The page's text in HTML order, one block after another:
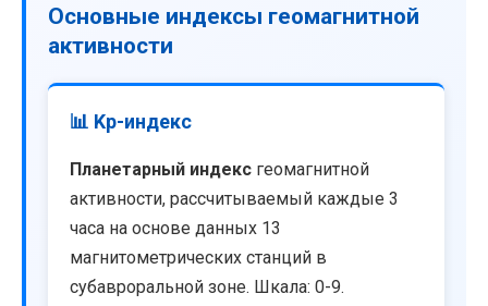
Основные индексы геомагнитной
активности
📊 Kp-индекс
Планетарный индекс геомагнитной
активности, рассчитываемый каждые 3
часа на основе данных 13
магнитометрических станций в
субавроральной зоне. Шкала: 0-9.